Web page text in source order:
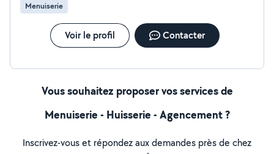
Menuiserie
Voir le profil Contacter
Vous souhaitez proposer vos services de
Menuiserie - Huisserie - Agencement ?
Inscrivez-vous et répondez aux demandes près de chez